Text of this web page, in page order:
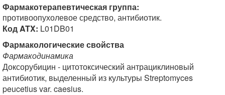
Фармакотерапевтическая группа:
противоопухолевое средство, антибиотик.
Код ATX: L01DB01
Фармакологические свойства
Фармакодинамика
Доксорубицин - цитотоксический антрациклиновый
антибиотик, выделенный из культуры Streptomyces
peucetius var. caesius.